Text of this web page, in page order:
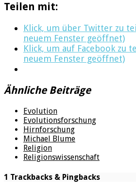
Teilen mit:
Klick, um über Twitter zu
neuem Fenster geöffnet)
Klick, um auf Facebook zu
neuem Fenster geöffnet)
Ähnliche Beiträge
Evolution
Evolutionsforschung
Hirnforschung
Michael Blume
Religion
Religionswissenschaft
1 Trackbacks & Pingbacks